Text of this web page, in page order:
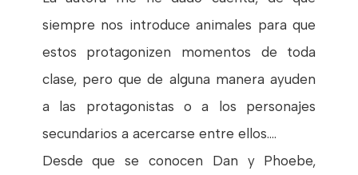
siempre nos introduce animales para que
estos protagonizen momentos de toda
clase, pero que de alguna manera ayuden
a las protagonistas o a los personajes
secundarios a acercarse entre ellos....
Desde que se conocen Dan y Phoebe,